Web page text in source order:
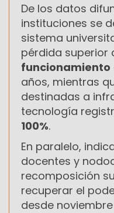
De los datos
instituciones se
sistema
pérdida superior
funcionamiento
años, mientras
destinadas a
tecnología
100%.
En paralelo,
docentes y
recomposición
recuperar el
desde